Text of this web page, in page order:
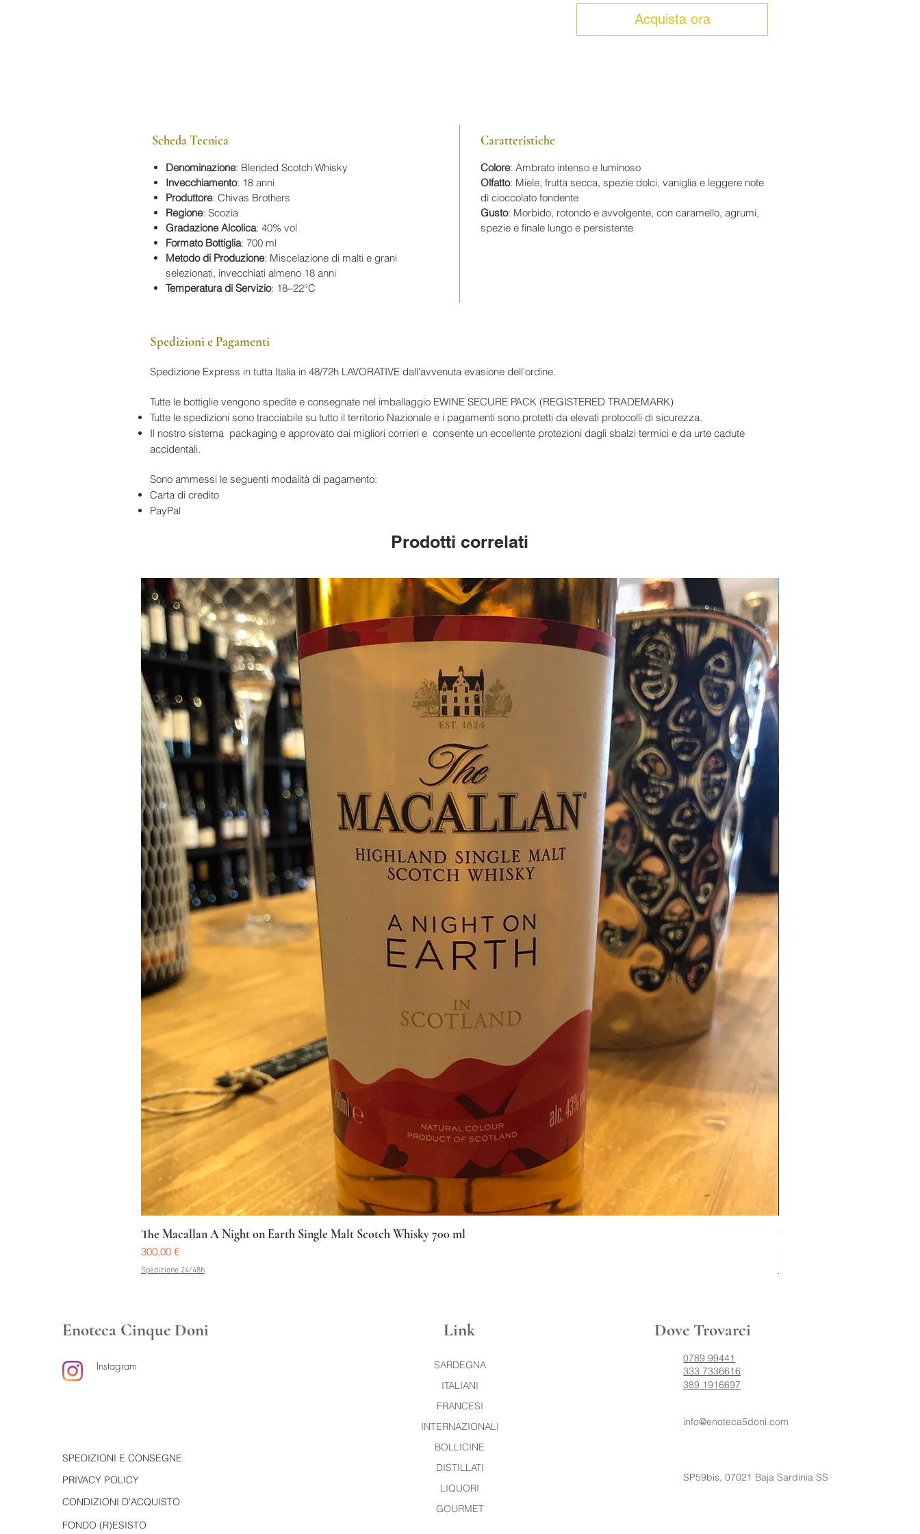
frutta secca, spezie dolci, vaniglia e
leggere note di cioccolato fondente. Al
Acquista ora
Scheda Tecnica
Denominazione: Blended Scotch Whisky
Invecchiamento: 18 anni
Produttore: Chivas Brothers
Regione: Scozia
Gradazione Alcolica: 40% vol
Formato Bottiglia: 700 ml
Metodo di Produzione: Miscelazione di malti e grani
selezionati, invecchiati almeno 18 anni
Temperatura di Servizio: 18–22°C
Caratteristiche
Colore: Ambrato intenso e luminoso
Olfatto: Miele, frutta secca, spezie dolci, vaniglia e leggere note
di cioccolato fondente
Gusto: Morbido, rotondo e avvolgente, con caramello, agrumi,
spezie e finale lungo e persistente
Spedizioni e Pagamenti
Spedizione Express in tutta Italia in 48/72h LAVORATIVE dall'avvenuta evasione dell'ordine.
Tutte le bottiglie vengono spedite e consegnate nel imballaggio EWINE SECURE PACK (REGISTERED TRADEMARK)
Tutte le spedizioni sono tracciabile su tutto il territorio Nazionale e i pagamenti sono protetti da elevati protocolli di sicurezza.
Il nostro sistema packaging e approvato dai migliori corrieri e consente un eccellente protezioni dagli sbalzi termici e da urte cadute
accidentali.
Sono ammessi le seguenti modalità di pagamento:
Carta di credito
PayPal
Prodotti correlati
Vista rapida
The Macallan A Night on Earth Single Malt Scotch Whisky 700 ml
Prezzo
300,00 €
Spedizione 24/48h
The Macallan A Night on
Enoteca Cinque Doni
Instagram
SPEDIZIONI E CONSEGNE
PRIVACY POLICY
CONDIZIONI D'ACQUISTO
FONDO (R)ESISTO
Link
SARDEGNA
ITALIANI
FRANCESI
INTERNAZIONALI
BOLLICINE
DISTILLATI
LIQUORI
GOURMET
Dove Trovarci
0789 99441
333 7336616
389 1916697
info@enoteca5doni.com
SP59bis, 07021 Baja Sardinia SS